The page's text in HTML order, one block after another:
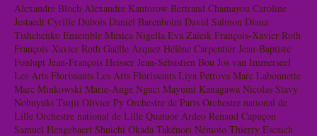
Alexandre Bloch Alexandre Kantorow Bertrand Chamayou Caroline
Jestaedt Cyrille Dubois Daniel Barenboim David Salmon Diana
Tishchenko Ensemble Musica Nigella Eva Zaïcik François-Xavier Roth
François-Xavier Roth Gaëlle Arquez Hélène Carpentier Jean-Baptiste
Fonlupt Jean-François Heisser Jean-Sébastien Bou Jos van Immerseel
Les Arts Florissants Les Arts Florissants Liya Petrova Marc Labonnette
Marc Minkowski Marie-Ange Nguci Mayumi Kanagawa Nicolas Stavy
Nobuyuki Tsujii Olivier Py Orchestre de Paris Orchestre national de
Lille Orchestre national de Lille Quatuor Ardeo Renaud Capuçon
Samuel Hengebaert Shuichi Okada Takénori Némoto Thierry Escaich